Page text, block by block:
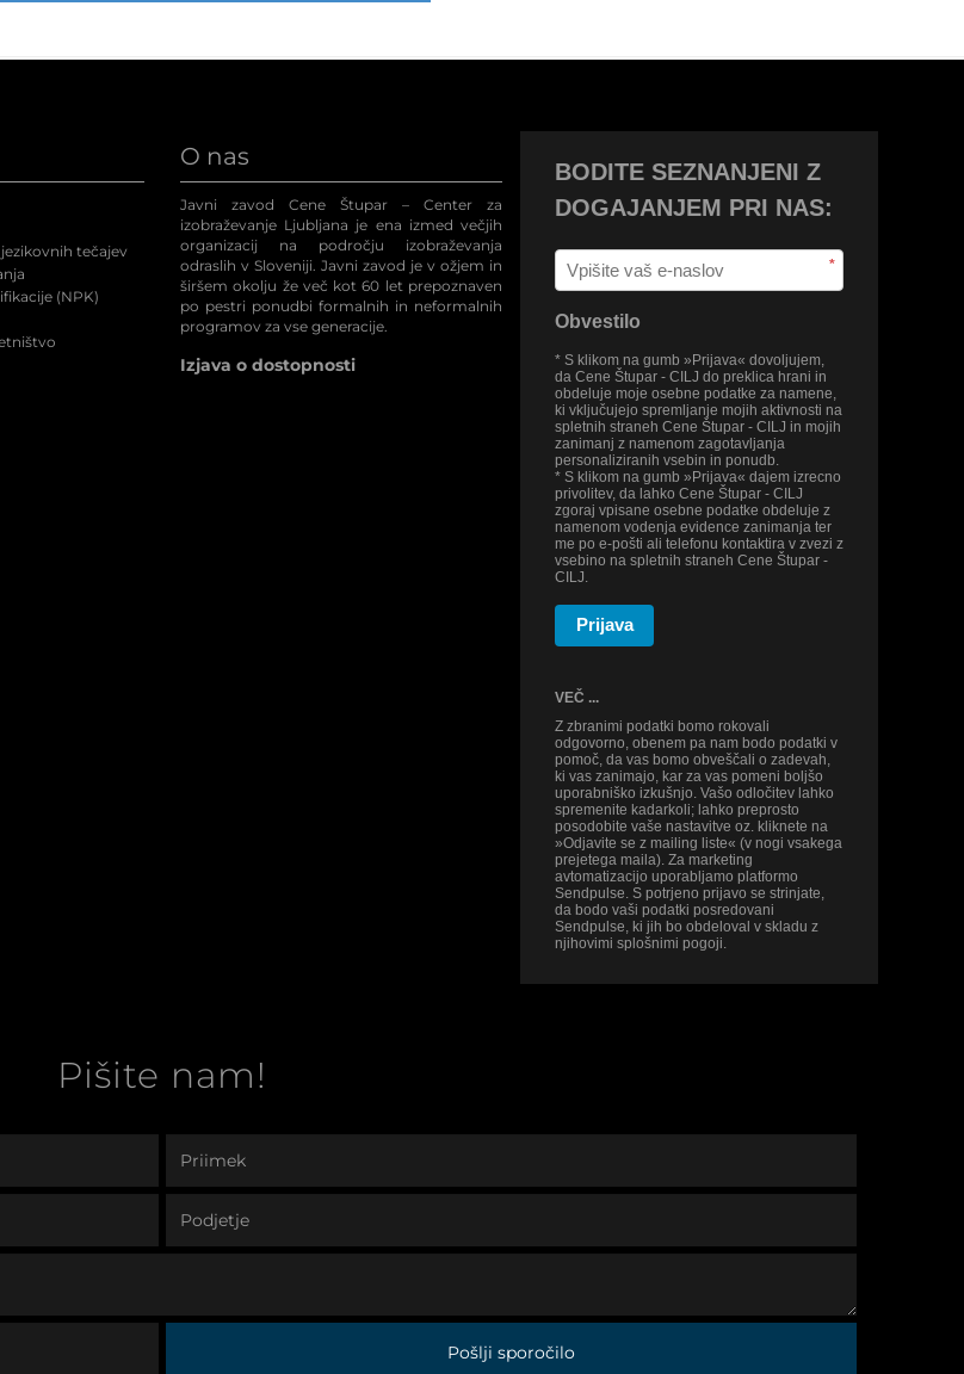
tečajev
(NPK)
O nas
Javni zavod Cene Štupar – Center za
izobraževanje Ljubljana je ena izmed večjih
organizacij na področju izobraževanja
odraslih v Sloveniji. Javni zavod je v ožjem in
širšem okolju že več kot 60 let prepoznaven
po pestri ponudbi formalnih in neformalnih
programov za vse generacije.
Izjava o dostopnosti
BODITE SEZNANJENI Z
DOGAJANJEM PRI NAS:
*
Obvestilo
* S klikom na gumb »Prijava« dovoljujem,
da Cene Štupar - CILJ do preklica hrani in
obdeluje moje osebne podatke za namene,
ki vključujejo spremljanje mojih aktivnosti na
spletnih straneh Cene Štupar - CILJ in mojih
zanimanj z namenom zagotavljanja
personaliziranih vsebin in ponudb.
* S klikom na gumb »Prijava« dajem izrecno
privolitev, da lahko Cene Štupar - CILJ
zgoraj vpisane osebne podatke obdeluje z
namenom vodenja evidence zanimanja ter
me po e-pošti ali telefonu kontaktira v zvezi z
vsebino na spletnih straneh Cene Štupar -
CILJ.
Prijava
VEČ ...
Z zbranimi podatki bomo rokovali
odgovorno, obenem pa nam bodo podatki v
pomoč, da vas bomo obveščali o zadevah,
ki vas zanimajo, kar za vas pomeni boljšo
uporabniško izkušnjo. Vašo odločitev lahko
spremenite kadarkoli; lahko preprosto
posodobite vaše nastavitve oz. kliknete na
»Odjavite se z mailing liste« (v nogi vsakega
prejetega maila). Za marketing
avtomatizacijo uporabljamo platformo
Sendpulse. S potrjeno prijavo se strinjate,
da bodo vaši podatki posredovani
Sendpulse, ki jih bo obdeloval v skladu z
njihovimi splošnimi pogoji.
Pišite nam!
Pošlji sporočilo